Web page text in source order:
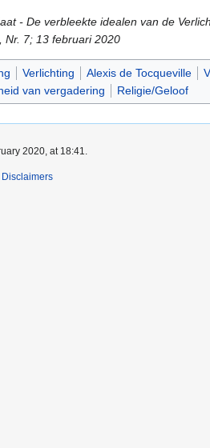
- De verbleekte idealen van de
Nr. 7; 13 februari 2020
Verlichting Alexis de Tocqueville
van vergadering Religie/Geloof
2020, at 18:41.
Disclaimers